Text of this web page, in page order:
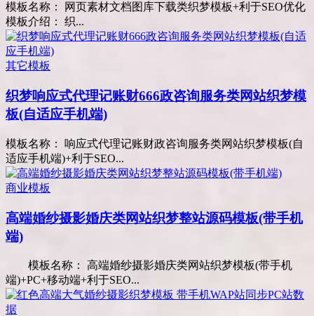
模板名称： 网页素材文档图库下载类织梦模板+利于SEO优化
模板介绍： 织...
其它模板
织梦响应式代理记账财666政咨询服务类网站织梦模
板(自适应手机端)
模板名称： 响应式代理记账财政咨询服务类网站织梦模板(自
适应手机端)+利于SEO...
商业模板
高端婚纱摄影婚庆类网站织梦整站源码模板(带手机
端)
模板名称： 高端婚纱摄影婚庆类网站织梦模板(带手机
端)+PC+移动端+利于SEO...